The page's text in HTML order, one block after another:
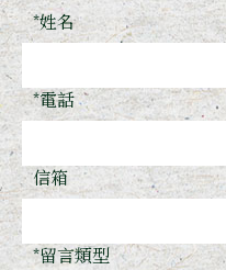
*姓名
*電話
信箱
*留言類型